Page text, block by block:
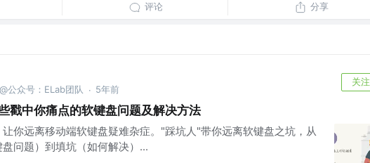
评论 分享
公众号：ELab团队 · 5年前
关注
戳中你痛点的软键盘问题及解决方法
你远离移动端软键盘疑难杂症。"踩坑人"带你远离软键盘之坑，从
问题）到填坑（如何解决）...